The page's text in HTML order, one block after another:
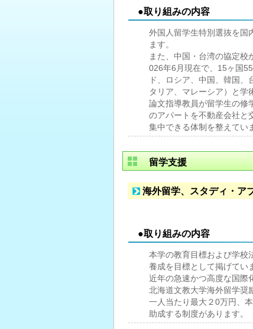
●取り組みの内容
外国人留学生特別選抜を国
ます。
また、中国・台湾の協定
026年6月現在で、15ヶ国
ド、ロシア、中国、韓国
タリア、マレーシア）と学
論文指導教員が留学生の修
のアパートを不動産会社と
集中できる体制を整えてい
留学支援
海外留学、スタディ・ア
●取り組みの内容
本学の教育目標および学校
養成を目標として掲げてい
近年の急速かつ高度な国際
北海道文教大学海外留学奨
一人当たり最大２0万円、
助成する制度があります。